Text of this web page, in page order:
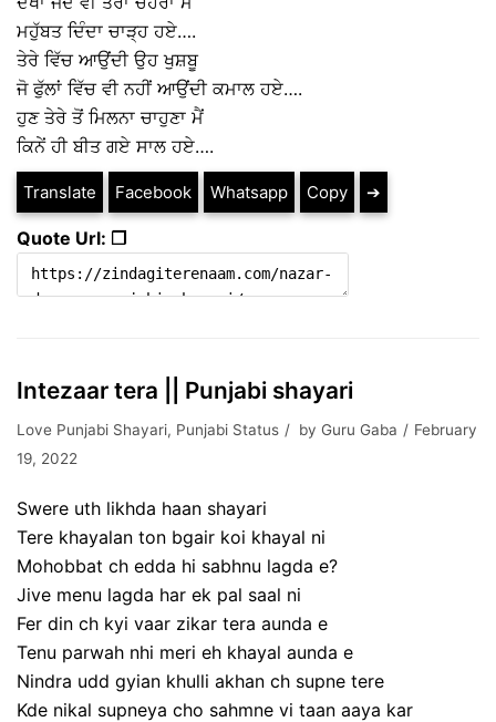
ਮਹੁੱਬਤ ਦਿੰਦਾ ਚਾੜ੍ਹ ਹਏ….
ਤੇਰੇ ਵਿੱਚ ਆਉਂਦੀ ਉਹ ਖੁਸ਼ਬੂ
ਜੋ ਫੁੱਲਾਂ ਵਿੱਚ ਵੀ ਨਹੀਂ ਆਉਂਦੀ ਕਮਾਲ ਹਏ….
ਹੁਣ ਤੇਰੇ ਤੋਂ ਮਿਲਨਾ ਚਾਹੁਣਾ ਮੈਂ
ਕਿਨੇਂ ਹੀ ਬੀਤ ਗਏ ਸਾਲ ਹਏ….
Translate Facebook Whatsapp Copy ➔
Quote Url: ❐
Intezaar tera || Punjabi shayari
Love Punjabi Shayari, Punjabi Status by Guru Gaba
February
19, 2022
Swere uth likhda haan shayari
Tere khayalan ton bgair koi khayal ni
Mohobbat ch edda hi sabhnu lagda e?
Jive menu lagda har ek pal saal ni
Fer din ch kyi vaar zikar tera aunda e
Tenu parwah nhi meri eh khayal aunda e
Nindra udd gyian khulli akhan ch supne tere
Kde nikal supneya cho sahmne vi taan aaya kar